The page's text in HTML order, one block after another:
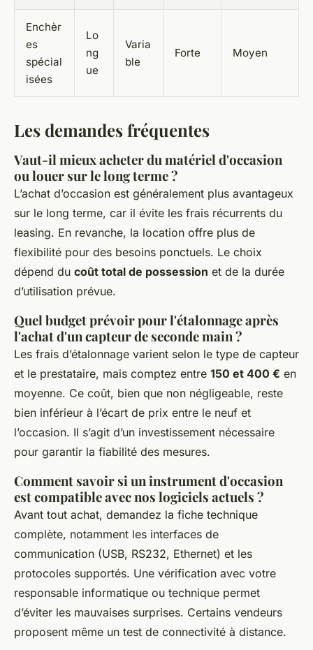
Enchèr
es
spécial
isées
Lo
ng
ue
Varia
ble
Forte Moyen
Les demandes fréquentes
Vaut-il mieux acheter du matériel d'occasion
ou louer sur le long terme ?
L’achat d’occasion est généralement plus avantageux
sur le long terme, car il évite les frais récurrents du
leasing. En revanche, la location offre plus de
flexibilité pour des besoins ponctuels. Le choix
dépend du coût total de possession et de la durée
d’utilisation prévue.
Quel budget prévoir pour l'étalonnage après
l'achat d'un capteur de seconde main ?
Les frais d’étalonnage varient selon le type de capteur
et le prestataire, mais comptez entre 150 et 400 € en
moyenne. Ce coût, bien que non négligeable, reste
bien inférieur à l’écart de prix entre le neuf et
l’occasion. Il s’agit d’un investissement nécessaire
pour garantir la fiabilité des mesures.
Comment savoir si un instrument d'occasion
est compatible avec nos logiciels actuels ?
Avant tout achat, demandez la fiche technique
complète, notamment les interfaces de
communication (USB, RS232, Ethernet) et les
protocoles supportés. Une vérification avec votre
responsable informatique ou technique permet
d’éviter les mauvaises surprises. Certains vendeurs
proposent même un test de connectivité à distance.